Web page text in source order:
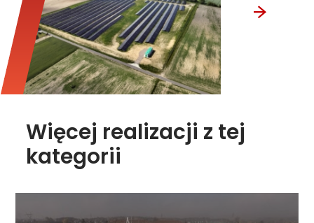
Więcej realizacji z tej
kategorii